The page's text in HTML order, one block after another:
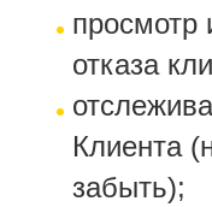
просмотр
отказа
Клиента
забыть);